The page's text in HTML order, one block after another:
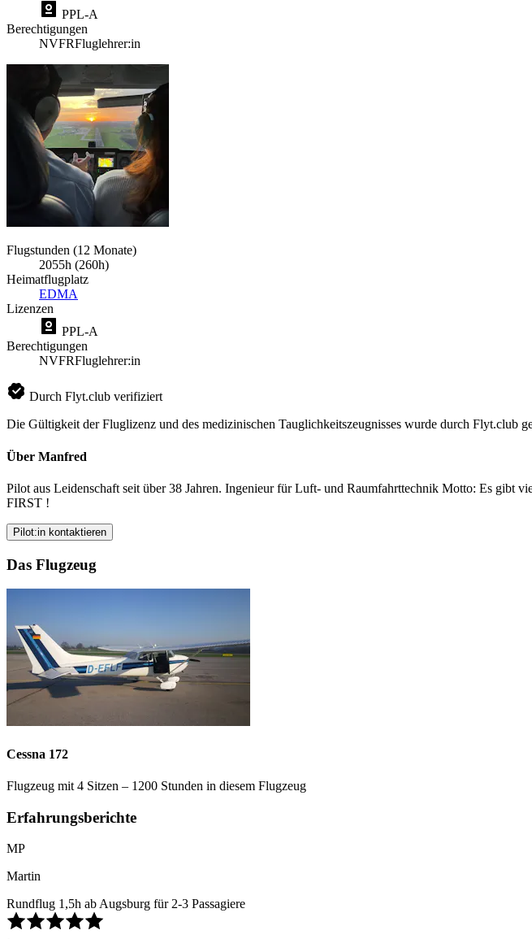
PPL-A
Berechtigungen
NVFRFluglehrer:in
Flugstunden (12 Monate)
2055h (260h)
Heimatflugplatz
EDMA
Lizenzen
PPL-A
Berechtigungen
NVFRFluglehrer:in
Durch Flyt.club verifiziert
Die Gültigkeit der Fluglizenz und des medizinischen Tauglichkeitszeugnisses wurde durch Flyt.club
Über Manfred
Pilot aus Leidenschaft seit über 38 Jahren. Ingenieur für Luft- und Raumfahrttechnik Motto: Es gibt
FIRST !
Pilot:in kontaktieren
Das Flugzeug
Cessna 172
Flugzeug mit 4 Sitzen – 1200 Stunden in diesem Flugzeug
Erfahrungsberichte
MP
Martin
Rundflug 1,5h ab Augsburg für 2-3 Passagiere